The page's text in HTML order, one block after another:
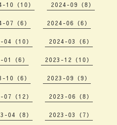
10（10） 2024-09（8）
07（6） 2024-06（6）
04（10） 2024-03（6）
（6） 2023-12（10）
10（6） 2023-09（9）
07（12） 2023-06（8）
04（8） 2023-03（7）